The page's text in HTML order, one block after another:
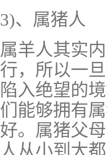
3)、属猪人
属羊人其实
行，所以一
陷入绝望的
们能够拥有
好。属猪父
人从小到大